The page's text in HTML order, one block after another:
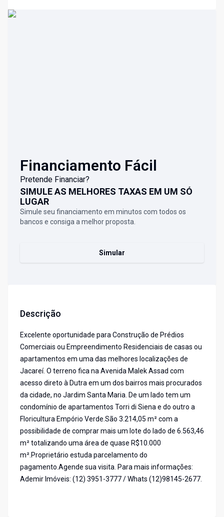
Financiamento Fácil
Pretende Financiar?
SIMULE AS MELHORES TAXAS EM UM SÓ
LUGAR
Simule seu financiamento em minutos com todos os
bancos e consiga a melhor proposta.
Simular
Descrição
Excelente oportunidade para Construção de Prédios
Comerciais ou Empreendimento Residenciais de casas ou
apartamentos em uma das melhores localizações de
Jacareí. O terreno fica na Avenida Malek Assad com
acesso direto à Dutra em um dos bairros mais procurados
da cidade, no Jardim Santa Maria. De um lado tem um
condomínio de apartamentos Torri di Siena e do outro a
Floricultura Empório Verde.São 3.214,05 m² com a
possibilidade de comprar mais um lote do lado de 6.563,46
m² totalizando uma área de quase R$10.000
m².Proprietário estuda parcelamento do
pagamento.Agende sua visita. Para mais informações:
Ademir Imóveis: (12) 3951-3777 / Whats (12)98145-2677.